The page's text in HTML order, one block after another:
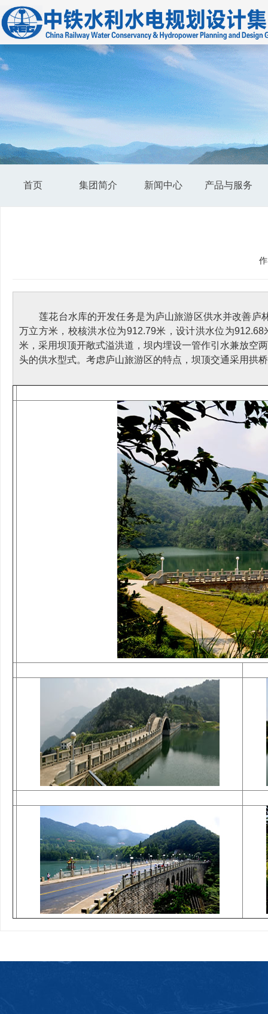
首页 集团简介 新闻中心 产品与服务
莲花台水库的开发任务是为庐山旅游区供水并改善庐
万立方米，校核洪水位为912.79米，设计洪水位为
米，采用坝顶开敞式溢洪道，坝内埋设一管作引水兼放空
头的供水型式。考虑庐山旅游区的特点，坝顶交通采用拱